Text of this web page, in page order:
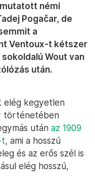
némi
Pogačar, de
a
Ventoux-t kétszer
Wout van
után.
elég kegyetlen
történetében
után az 1909
t, ami a hosszú
és az erős szél is
elég hosszú,